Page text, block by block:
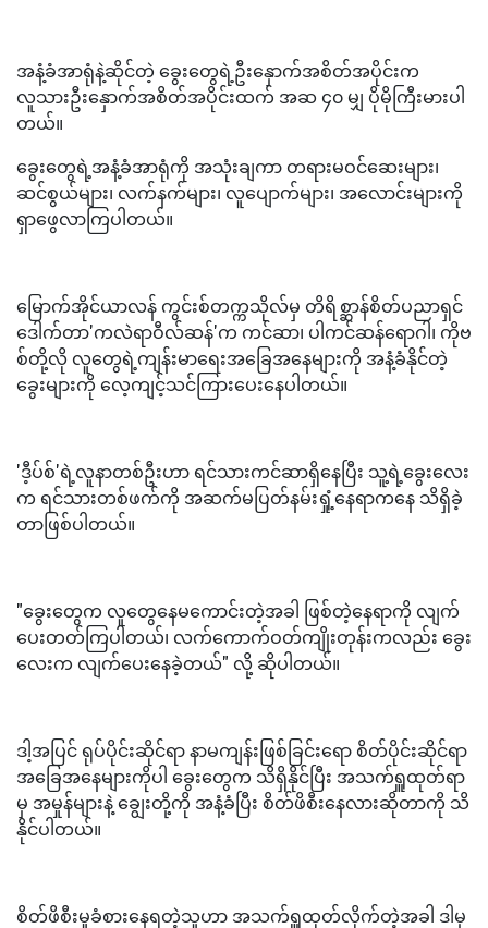
အနံ့ခံအာရုံနဲ့ဆိုင်တဲ့ ခွေးတွေရဲ့ဦးနှောက်အစိတ်အပိုင်းက
လူသားဦးနှောက်အစိတ်အပိုင်းထက် အဆ ၄၀ မျှ ပိုမိုကြီးမားပါ
တယ်။
ခွေးတွေရဲ့အနံ့ခံအာရုံကို အသုံးချကာ တရားမဝင်ဆေးများ၊
ဆင်စွယ်များ၊ လက်နက်များ၊ လူပျောက်များ၊ အလောင်းများကို
ရှာဖွေလာကြပါတယ်။
မြောက်အိုင်ယာလန် ကွင်းစ်တက္ကသိုလ်မှ တိရိစ္ဆာန်စိတ်ပညာရှင်
ဒေါက်တာ'ကလဲရာဝီလ်ဆန်'က ကင်ဆာ၊ ပါကင်ဆန်ရောဂါ၊ ကိုဗ
စ်တို့လို လူတွေရဲ့ကျန်းမာရေးအခြေအနေများကို အနံ့ခံနိုင်တဲ့
ခွေးများကို လေ့ကျင့်သင်ကြားပေးနေပါတယ်။
'ဒီ့ပ်စ်'ရဲ့လူနာတစ်ဦးဟာ ရင်သားကင်ဆာရှိနေပြီး သူ့ရဲ့ခွေးလေး
က ရင်သားတစ်ဖက်ကို အဆက်မပြတ်နမ်းရှုံ့နေရာကနေ သိရှိခဲ့
တာဖြစ်ပါတယ်။
"ခွေးတွေက လူတွေနေမကောင်းတဲ့အခါ ဖြစ်တဲ့နေရာကို လျက်
ပေးတတ်ကြပါတယ်၊ လက်ကောက်ဝတ်ကျိုးတုန်းကလည်း ခွေး
လေးက လျက်ပေးနေခဲ့တယ်" လို့ ဆိုပါတယ်။
ဒါ့အပြင် ရုပ်ပိုင်းဆိုင်ရာ နာမကျန်းဖြစ်ခြင်းရော စိတ်ပိုင်းဆိုင်ရာ
အခြေအနေများကိုပါ ခွေးတွေက သိရှိနိုင်ပြီး အသက်ရှူထုတ်ရာ
မှ အမှုန်များနဲ့ ချွေးတို့ကို အနံ့ခံပြီး စိတ်ဖိစီးနေလားဆိုတာကို သိ
နိုင်ပါတယ်။
စိတ်ဖိစီးမှုခံစားနေရတဲ့သူဟာ အသက်ရှူထုတ်လိုက်တဲ့အခါ ဒါမှ